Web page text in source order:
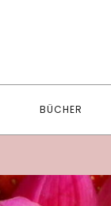
BÜCHER